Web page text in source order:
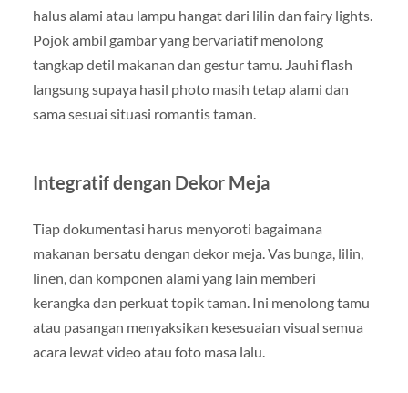
halus alami atau lampu hangat dari lilin dan fairy lights.
Pojok ambil gambar yang bervariatif menolong
tangkap detil makanan dan gestur tamu. Jauhi flash
langsung supaya hasil photo masih tetap alami dan
sama sesuai situasi romantis taman.
Integratif dengan Dekor Meja
Tiap dokumentasi harus menyoroti bagaimana
makanan bersatu dengan dekor meja. Vas bunga, lilin,
linen, dan komponen alami yang lain memberi
kerangka dan perkuat topik taman. Ini menolong tamu
atau pasangan menyaksikan kesesuaian visual semua
acara lewat video atau foto masa lalu.